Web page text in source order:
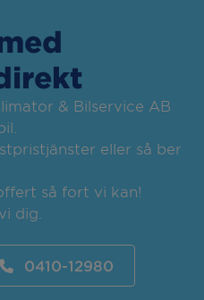
& Bilservice AB
eller så ber
så fort vi kan!
dig.
0410-12980